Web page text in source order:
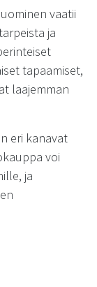
vaatii
ja
tapaamiset,
laajemman
eri kanavat
voi
ja